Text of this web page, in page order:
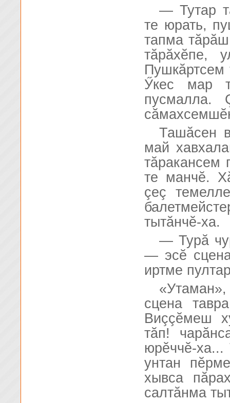
— Тутар
те юрать,
тапма
тăрăхĕпе,
Пушкăртсем
Ӳкес мар
пусмалла.
Ташăсен
май
тăракансем
те манчĕ.
çеç
тытăнчĕ-ха.
— Турă
— эсĕ
иртме
сцена
Виççĕмеш
тăп!
юрĕччĕ-ха...
унтан
хывса
салтăнма